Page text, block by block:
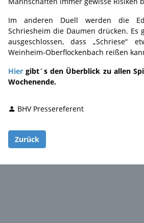
Im anderen Duell werden die
Schriesheim die Daumen drücken. Es
ausgeschlossen, dass „Schriese“
Weinheim-Oberflockenbach reißen
Hiergibt´s den Überblick zu allen
Wochenende.
BHV Pressereferent
Zurück